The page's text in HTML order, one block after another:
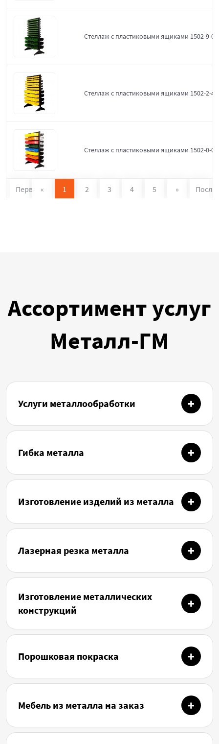
Стеллаж с пластиковыми ящиками 1502-9-0-
Стеллаж с пластиковыми ящиками 1502-2-4-
Стеллаж с пластиковыми ящиками 1502-0-0-
Первая « 1 2 3 4 5 »
Ассортимент услуг
Металл-ГМ
Услуги металлообработки
Гибка металла
Изготовление изделий из металла
Лазерная резка металла
Изготовление металлических
конструкций
Порошковая покраска
Мебель из металла на заказ